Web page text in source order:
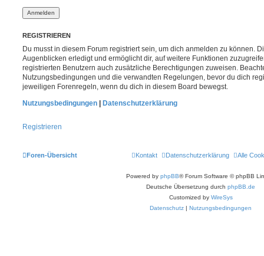
REGISTRIEREN
Du musst in diesem Forum registriert sein, um dich anmelden zu können.
Augenblicken erledigt und ermöglicht dir, auf weitere Funktionen
registrierten Benutzern auch zusätzliche Berechtigungen zuweisen.
Nutzungsbedingungen und die verwandten Regelungen, bevor du dich
jeweiligen Forenregeln, wenn du dich in diesem Board bewegst.
Nutzungsbedingungen | Datenschutzerklärung
Registrieren
Foren-Übersicht Alle
Datenschutzerklärung
Kontakt
Powered by phpBB® Forum Software © phpBB
Deutsche Übersetzung durch phpBB.de
Customized by WireSys
Datenschutz | Nutzungsbedingungen